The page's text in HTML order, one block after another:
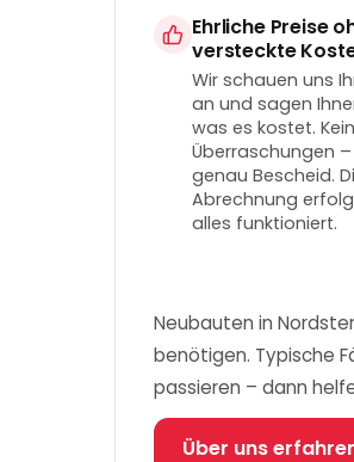
Ehrliche Preise
versteckte
Wir schauen uns
an und sagen
was es kostet.
Überraschungen –
genau Bescheid.
Abrechnung
alles funktioniert.
Neubauten in
benötigen. Typische
passieren – dann
Über uns